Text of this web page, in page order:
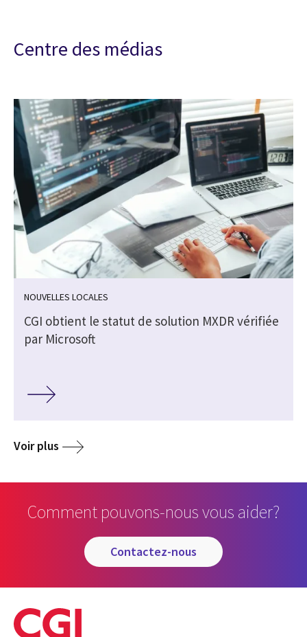
Centre des médias
NOUVELLES LOCALES
CGI obtient le statut de solution MXDR vérifiée
par Microsoft
Voir plus
Comment pouvons-nous vous aider?
contactez-nous